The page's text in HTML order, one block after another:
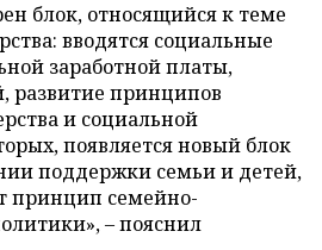
блок, относящийся к теме
вводятся социальные
заработной платы,
развитие принципов
и социальной
появляется новый блок
поддержки семьи и детей,
принцип семейно-
– пояснил